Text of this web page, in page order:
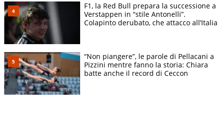
F1, la Red Bull prepara la successione a
Verstappen in “stile Antonelli”.
Colapinto derubato, che attacco all’Italia
“Non piangere”, le parole di Pellacani a
Pizzini mentre fanno la storia: Chiara
batte anche il record di Ceccon